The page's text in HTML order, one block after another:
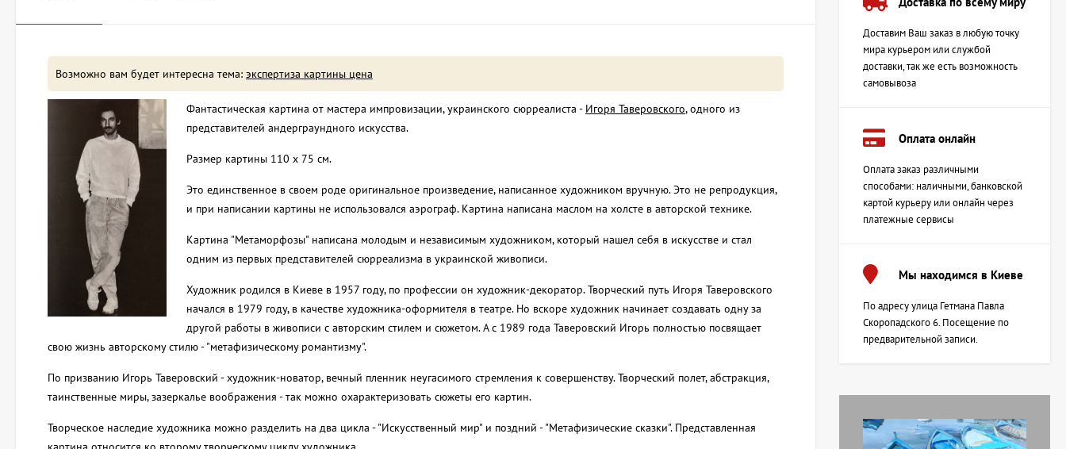
Возможно вам будет интересна тема: экспертиза картины цена
Фантастическая картина от мастера импровизации, украинского сюрреалиста - Игоря Таверовского, одного из
представителей андерграундного искусства.
Размер картины 110 x 75 см.
Это единственное в своем роде оригинальное произведение, написанное художником вручную. Это не репродукция,
и при написании картины не использовался аэрограф. Картина написана маслом на холсте в авторской технике.
Картина "Метаморфозы" написана молодым и независимым художником, который нашел себя в искусстве и стал
одним из первых представителей сюрреализма в украинской живописи.
Художник родился в Киеве в 1957 году, по профессии он художник-декоратор. Творческий путь Игоря Таверовского
начался в 1979 году, в качестве художника-оформителя в театре. Но вскоре художник начинает создавать одну за
другой работы в живописи с авторским стилем и сюжетом. А с 1989 года Таверовский Игорь полностью посвящает
свою жизнь авторскому стилю - "метафизическому романтизму".
По призванию Игорь Таверовский - художник-новатор, вечный пленник неугасимого стремления к совершенству. Творческий полет, абстракция,
таинственные миры, зазеркалье воображения - так можно охарактеризовать сюжеты его картин.
Творческое наследие художника можно разделить на два цикла - "Искусственный мир" и поздний - "Метафизические сказки". Представленная
Доставим Ваш заказ в любую точку
мира курьером или службой
доставки, так же есть возможность
самовывоза
Оплата онлайн
Оплата заказ различными
способами: наличными, банковской
картой курьеру или онлайн через
платежные сервисы
Мы находимся в Киеве
По адресу улица Гетмана Павла
Скоропадского 6. Посещение по
предварительной записи.